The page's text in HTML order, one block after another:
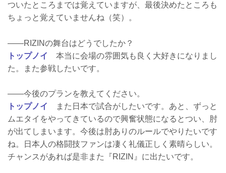
ついたところまでは覚えていますが、最後決めたところも
ちょっと覚えていませんね（笑）。
――RIZINの舞台はどうでしたか？
トップノイ
本当に会場の雰囲気も良く大好きになりまし
た。また参戦したいです。
――今後のプランを教えてください。
トップノイ
また日本で試合がしたいです。あと、ずっと
ムエタイをやってきているので興奮状態になるとつい、肘
が出てしまいます。今後は肘ありのルールでやりたいです
ね。日本人の格闘技ファンは凄く礼儀正しく素晴らしい。
チャンスがあれば是非また『RIZIN』に出たいです。